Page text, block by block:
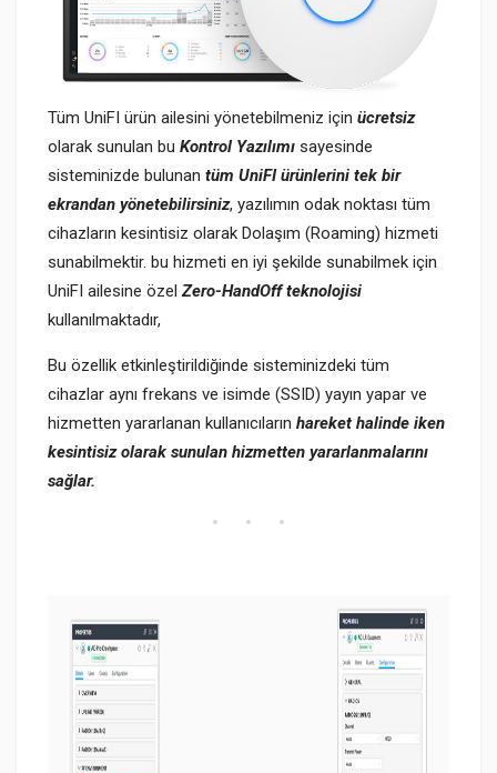
Tüm UniFI ürün ailesini yönetebilmeniz için ücretsiz
olarak sunulan bu Kontrol Yazılımı sayesinde
sisteminizde bulunan tüm UniFI ürünlerini tek bir
ekrandan yönetebilirsiniz, yazılımın odak noktası tüm
cihazların kesintisiz olarak Dolaşım (Roaming) hizmeti
sunabilmektir. bu hizmeti en iyi şekilde sunabilmek için
UniFI ailesine özel Zero-HandOff teknolojisi
kullanılmaktadır,
Bu özellik etkinleştirildiğinde sisteminizdeki tüm
cihazlar aynı frekans ve isimde (SSID) yayın yapar ve
hizmetten yararlanan kullanıcıların hareket halinde iken
kesintisiz olarak sunulan hizmetten yararlanmalarını
sağlar.